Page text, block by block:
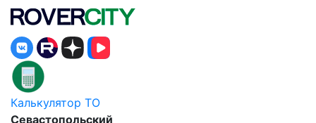
Калькулятор ТО
Севастопольский